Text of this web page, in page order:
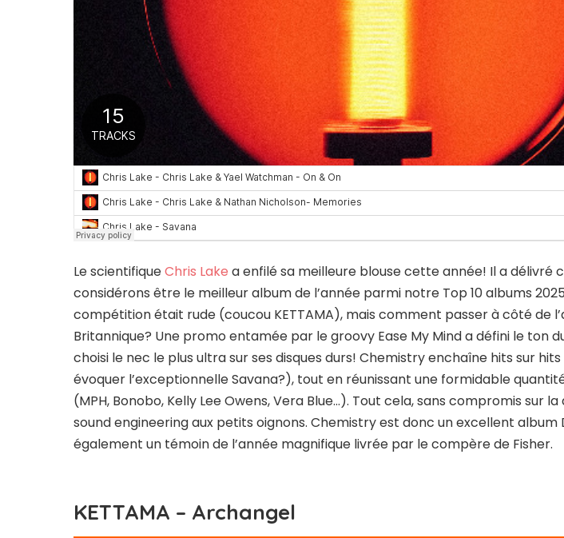
Le scientifiqueChris Lake a enfilé sa meilleure blouse cette année! Il a délivré
considérons être le meilleur album de l’année parmi notre Top 10 albums
compétition était rude (coucou KETTAMA), mais comment passer à côté de
Britannique? Une promo entamée par le groovy Ease My Mind a défini le ton
choisi le nec le plus ultra sur ses disques durs! Chemistry enchaîne hits sur
évoquer l’exceptionnelle Savana?), tout en réunissant une formidable
(MPH, Bonobo, Kelly Lee Owens, Vera Blue…). Tout cela, sans compromis sur la
sound engineering aux petits oignons. Chemistry est donc un excellent album
également un témoin de l’année magnifique livrée par le compère de Fisher.
KETTAMA – Archangel